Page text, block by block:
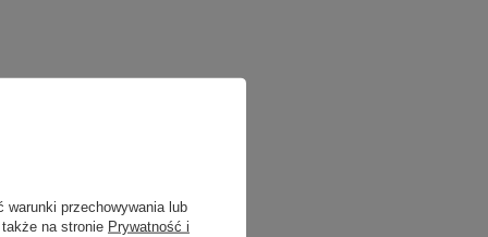
warunki przechowywania lub
na stronie Prywatność i